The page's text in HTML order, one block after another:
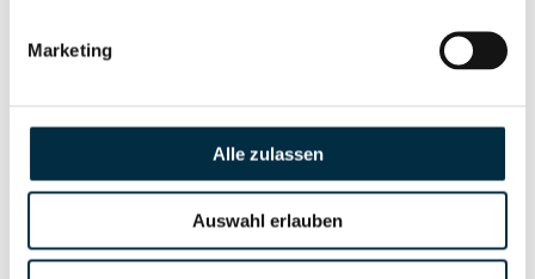
Marketing
Alle zulassen
Auswahl erlauben
Insolvenzinformationen
Unternehmensprofil
anfragen
Branchen- und
Vollständiges
Unternehmensprofil